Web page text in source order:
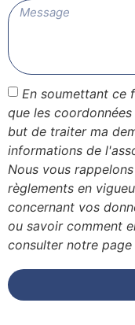
En soumettant ce
que les
but de traiter ma
informations de
Nous vous
règlements en
concernant vos
ou savoir comment
consulter notre